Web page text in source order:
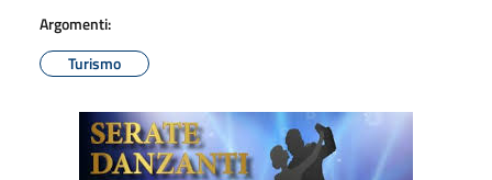
Argomenti:
Turismo